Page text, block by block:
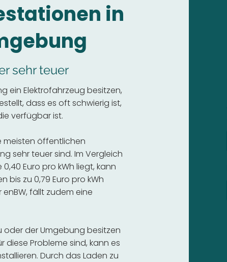
in
sehr teuer
ein Elektrofahrzeug besitzen,
dass es oft schwierig ist,
verfügbar ist.
meisten öffentlichen
sehr teuer sind. Im Vergleich
Euro pro kWh liegt, kann
bis zu 0,79 Euro pro kWh
enBW, fällt zudem eine
oder der Umgebung besitzen
Probleme sind, kann es
Durch das Laden zu